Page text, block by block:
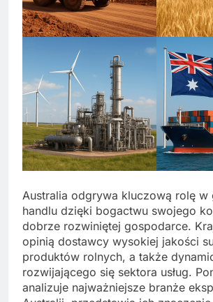
Australia odgrywa kluczową rolę w
handlu dzięki bogactwu swojego
dobrze rozwiniętej gospodarce.
opinią dostawcy wysokiej jakości
produktów rolnych, a także
rozwijającego się sektora usług.
analizuje najważniejsze branże